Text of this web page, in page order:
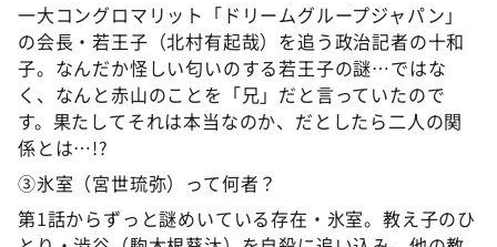
一大コングロマリット「ドリームグループジャパン」
の会長・若王子（北村有起哉）を追う政治記者の十和
子。なんだか怪しい匂いのする若王子の謎…ではな
く、なんと赤山のことを「兄」だと言っていたので
す。果たしてそれは本当なのか、だとしたら二人の関
係とは…!?
③氷室（宮世琉弥）って何者？
第1話からずっと謎めいている存在・氷室。教え子のひ